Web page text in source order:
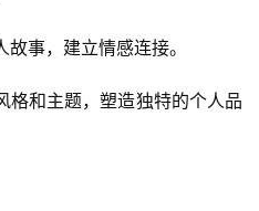
故事，建立情感连接。
格和主题，塑造独特的个人品